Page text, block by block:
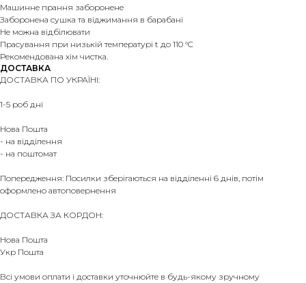
Машинне прання заборонене
Заборонена сушка та віджимання в барабані
Не можна відбілювати
Прасування при низькій температурі t до 110 °C
Рекомендована хім чистка.
ДОСТАВКА
ДОСТАВКА ПО УКРАЇНІ:
1-5 роб дні
Нова Пошта
- на відділення
- на поштомат
Попередження: Посилки зберігаються на відділенні 6 днів, потім
оформлено автоповернення
ДОСТАВКА ЗА КОРДОН:
Нова Пошта
Укр Пошта
Всі умови оплати і доставки уточнюйте в будь-якому зручному